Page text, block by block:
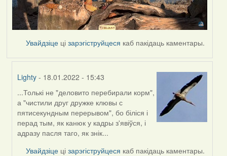
Увайдзіце цізарэгіструйцеся каб пакідаць каментары.
Lighty - 18.01.2022 - 15:43
In
reply
to
by
Peregrinus
...Толькі не "деловито перебирали корм",
а "чистили друг дружке клювы с
пятисекундным перерывом", бо біліся і
перад тым, як канюк у кадры з'явіўся, і
адразу пасля таго, як знік...
Увайдзіце цізарэгіструйцеся каб пакідаць каментары.